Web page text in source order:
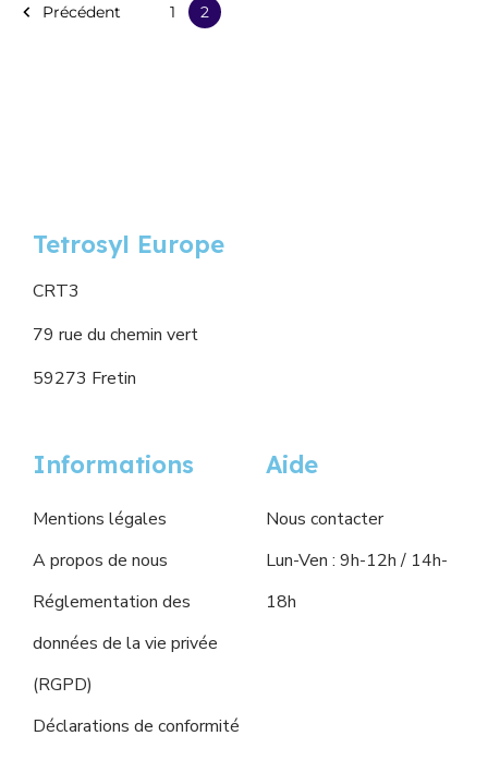
 Précédent 1 2
Tetrosyl Europe
CRT3
79 rue du chemin vert
59273 Fretin
Informations
Mentions légales
A propos de nous
Réglementation des
données de la vie privée
(RGPD)
Déclarations de conformité
Aide
Nous contacter
Lun-Ven : 9h-12h / 14h-
18h